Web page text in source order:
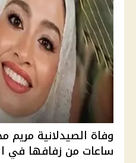
وفاة الصيدلانية مريم
ساعات من زفافها في